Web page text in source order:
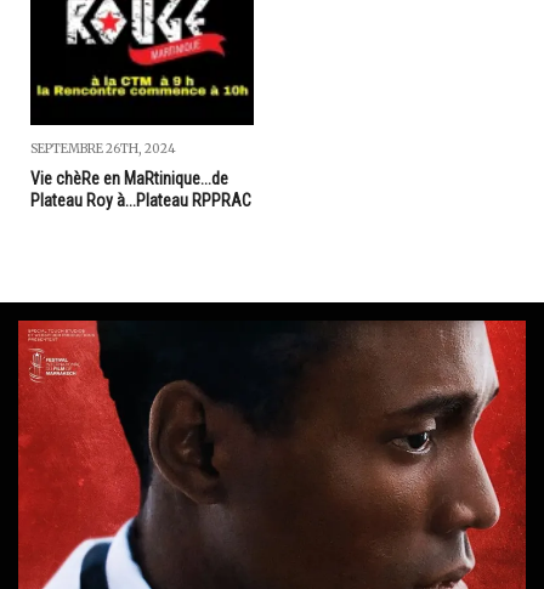
SEPTEMBRE 26TH, 2024
Vie chèRe en MaRtinique...de
Plateau Roy à...Plateau RPPRAC